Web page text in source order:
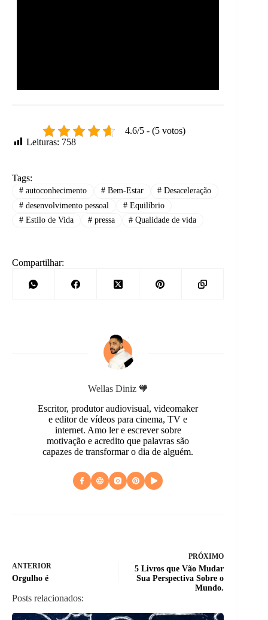
4.6/5 - (5 votos)
Leituras: 758
Tags:
#autoconhecimento #Bem-Estar # Desaceleração
#desenvolvimento pessoal #Equilíbrio
#Estilo de Vida #pressa # Qualidade de vida
Compartilhar:
Wellas Diniz 🧡
Escritor, produtor audiovisual, videomaker
e editor de vídeos para cinema, TV e
internet. Amo ler e escrever sobre
motivação e acredito que palavras são
capazes de transformar o dia de alguém.
ANTERIOR
Orgulho é
PRÓXIMO
5 Livros que Vão Mudar
Sua Perspectiva Sobre o
Mundo.
Posts relacionados: